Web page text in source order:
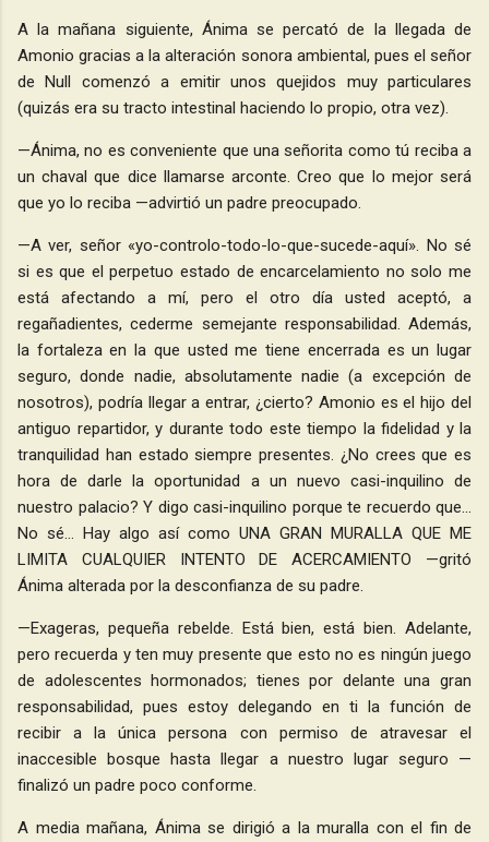
A la mañana siguiente, Ánima se percató de la llegada de
Amonio gracias a la alteración sonora ambiental, pues el señor
de Null comenzó a emitir unos quejidos muy particulares
(quizás era su tracto intestinal haciendo lo propio, otra vez).
—Ánima, no es conveniente que una señorita como tú reciba a
un chaval que dice llamarse arconte. Creo que lo mejor será
que yo lo reciba —advirtió un padre preocupado.
—A ver, señor «yo-controlo-todo-lo-que-sucede-aquí». No sé
si es que el perpetuo estado de encarcelamiento no solo me
está afectando a mí, pero el otro día usted aceptó, a
regañadientes, cederme semejante responsabilidad. Además,
la fortaleza en la que usted me tiene encerrada es un lugar
seguro, donde nadie, absolutamente nadie (a excepción de
nosotros), podría llegar a entrar, ¿cierto? Amonio es el hijo del
antiguo repartidor, y durante todo este tiempo la fidelidad y la
tranquilidad han estado siempre presentes. ¿No crees que es
hora de darle la oportunidad a un nuevo casi-inquilino de
nuestro palacio? Y digo casi-inquilino porque te recuerdo que…
No sé… Hay algo así como UNA GRAN MURALLA QUE ME
LIMITA CUALQUIER INTENTO DE ACERCAMIENTO —gritó
Ánima alterada por la desconfianza de su padre.
—Exageras, pequeña rebelde. Está bien, está bien. Adelante,
pero recuerda y ten muy presente que esto no es ningún juego
de adolescentes hormonados; tienes por delante una gran
responsabilidad, pues estoy delegando en ti la función de
recibir a la única persona con permiso de atravesar el
inaccesible bosque hasta llegar a nuestro lugar seguro —
finalizó un padre poco conforme.
A media mañana, Ánima se dirigió a la muralla con el fin de